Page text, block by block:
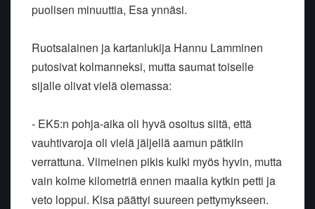
puolisen minuuttia, Esa ynnäsi.
Ruotsalainen ja kartanlukija Hannu Lamminen
putosivat kolmanneksi, mutta saumat toiselle
sijalle olivat vielä olemassa:
- EK5:n pohja-aika oli hyvä osoitus siitä, että
vauhtivaroja oli vielä jäljellä aamun pätkiin
verrattuna. Viimeinen pikis kulki myös hyvin, mutta
vain kolme kilometriä ennen maalia kytkin petti ja
veto loppui. Kisa päättyi suureen pettymykseen.